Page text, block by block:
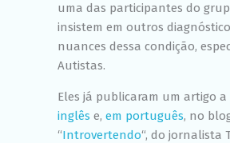
uma das participantes do
insistem em outros
nuances dessa condição,
Autistas.
Eles já publicaram um artigo
inglês e, em português, no
“Introvertendo“, do jornalista